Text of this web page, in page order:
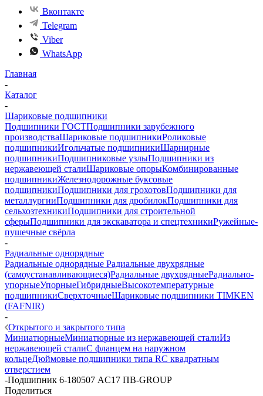
Вконтакте
Telegram
Viber
WhatsApp
Главная
-
Каталог
-
Шариковые подшипники
Подшипники ГОСТПодшипники зарубежного
производстваШариковые подшипникиРоликовые
подшипникиИгольчатые подшипникиШарнирные
подшипникиПодшипниковые узлыПодшипники из
нержавеющей сталиШариковые опорыКомбинированные
подшипникиЖелезнодорожные буксовые
подшипникиПодшипники для грохотовПодшипники для
металлургииПодшипники для дробилокПодшипники для
сельхозтехникиПодшипники для строительной
сферыПодшипники для экскаватора и спецтехникиРужейные-
пушечные свёрла
-
Радиальные однорядные
Радиальные однорядные Радиальные двухрядные
(самоустанавливающиеся)Радиальные двухрядныеРадиально-
упорныеУпорныеГибридныеВысокотемпературные
подшипникиСверхточныеШариковые подшипники TIMKEN
(FAFNIR)
-
Открытого и закрытого типа
МиниатюрныеМиниатюрные из нержавеющей сталиИз
нержавеющей сталиС фланцем на наружном
кольцеДюймовые подшипники типа RС квадратным
отверстием
-Подшипник 6-180507 AC17 ПВ-GROUP
Поделиться